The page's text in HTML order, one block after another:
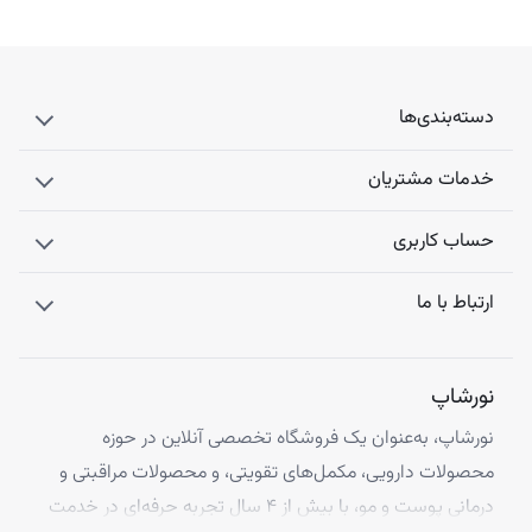
دسته‌بندی‌ها
خدمات مشتریان
حساب کاربری
ارتباط با ما
نورشاپ
نورشاپ، به‌عنوان یک فروشگاه تخصصی آنلاین در حوزه
محصولات دارویی، مکمل‌های تقویتی، و محصولات مراقبتی و
درمانی پوست و مو، با بیش از ۴ سال تجربه حرفه‌ای در خدمت